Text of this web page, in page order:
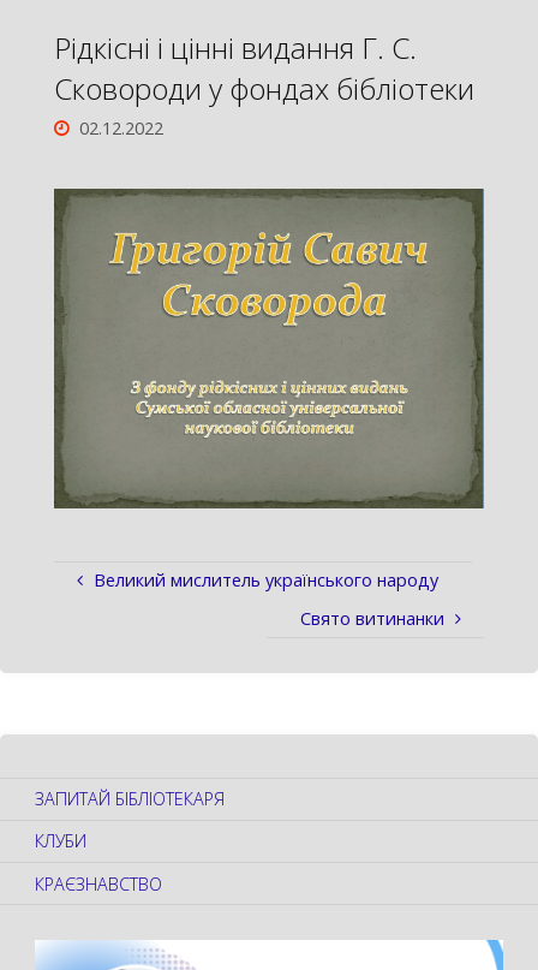
Рідкісні і цінні видання Г. С.
Сковороди у фондах бібліотеки
02.12.2022
Великий мислитель українського народу
Свято витинанки
ЗАПИТАЙ БІБЛІОТЕКАРЯ
КЛУБИ
КРАЄЗНАВСТВО